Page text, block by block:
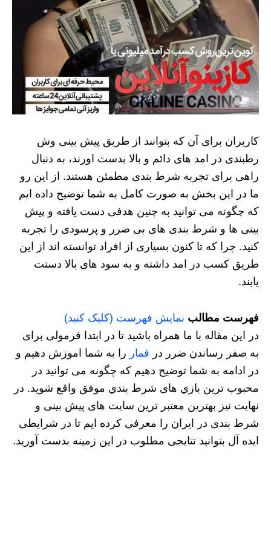
کاربران برای آن که بتوانند از طریق پیش بینی وش
رطبندی در امد های دائم و بالا بدست اورند، به دنبال
راهی برای تجربه شرط بندی مطمئن هستند. از این رو
ما در این بخش به صورت کامل به شما توضیح داده ایم
که چگونه می توانید به چنین هدفی دست یافته و پیش
بینی ها و شرط بندی های بی ضرر و پرسودی را تجربه
کنید. چرا که تا کنون بسیاری از افراد توانسته اند از این
طریق کسب در امد داشته و به سود های بالا دستت
یابند.
فهرست مطالب نمایش فهرست (کلیک کنید)
در این مقاله با ما همراه باشید تا در ابتدا فرمولی برای
به صفر رساندن ضرر در قمار را به شما اموزش دهیم و
در ادامه به شما توضیح دهیم که چگونه می توانید در
محبوب ترین بازي های شرط بندي موفق واقع شوید. در
نهایت نیز بهترین معتبر ترین سایت های پیش بینی و
شرط بندی در ایران را معرفی کرده ایم تا در شرایطی
ایده آل بتوانید نتایجی مطلوب در این زمینه بدست آورید.